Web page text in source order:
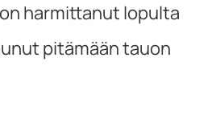
harmittanut lopulta
pitämään tauon